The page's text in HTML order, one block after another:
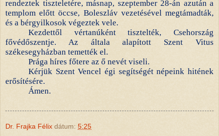
rendeztek tiszteletére, másnap, szeptember 28-án azután a
templom előtt öccse, Boleszláv vezetésével megtámadták,
és a bérgyilkosok végeztek vele.
Kezdettől vértanúként tisztelték, Csehország
fővédőszentje. Az általa alapított Szent Vitus
székesegyházban temették el.
Prága híres főtere az ő nevét viseli.
Kérjük Szent Vencel égi segítségét népeink hitének
erősítésére.
Ámen.
Dr. Frajka Félix dátum: 5:25